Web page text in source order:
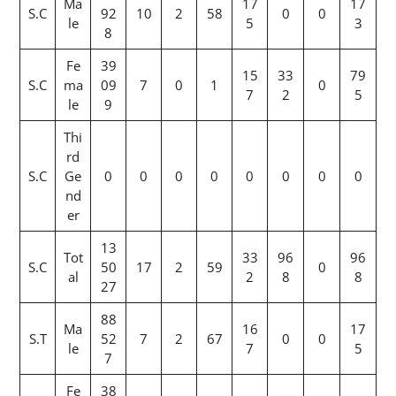
S.C
Ma
le
92
8
10 2 58
17
5
0 0
17
3
S.C
Fe
ma
le
39
09
9
7 0 1
15
7
33
2
0
79
5
S.C
Thi
rd
Ge
nd
er
0 0 0 0 0 0 0 0
S.C
Tot
al
13
50
27
17 2 59
33
2
96
8
0
96
8
S.T
Ma
le
88
52
7
7 2 67
16
7
0 0
17
5
Fe
38